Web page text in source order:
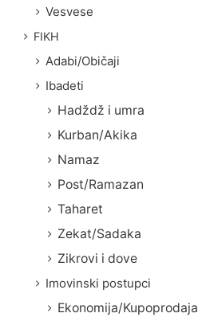
Vesvese
FIKH
Adabi/Običaji
Ibadeti
Hadždž i umra
Kurban/Akika
Namaz
Post/Ramazan
Taharet
Zekat/Sadaka
Zikrovi i dove
Imovinski postupci
Ekonomija/Kupoprodaja